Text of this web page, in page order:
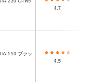
4.7
4.5